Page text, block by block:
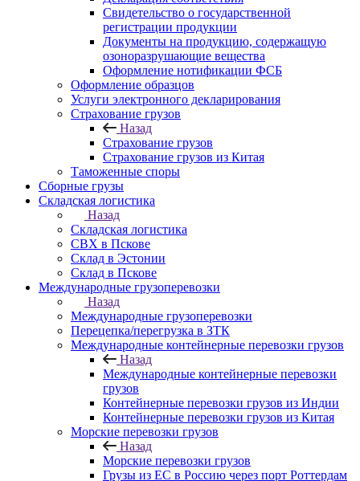
Свидетельство о государственной
регистрации продукции
Документы на продукцию, содержащую
озоноразрушающие вещества
Оформление нотификации ФСБ
Оформление образцов
Услуги электронного декларирования
Страхование грузов
Назад
Страхование грузов
Страхование грузов из Китая
Таможенные споры
Сборные грузы
Складская логистика
Назад
Складская логистика
СВХ в Пскове
Склад в Эстонии
Склад в Пскове
Международные грузоперевозки
Назад
Международные грузоперевозки
Перецепка/перегрузка в ЗТК
Международные контейнерные перевозки грузов
Назад
Международные контейнерные перевозки
грузов
Контейнерные перевозки грузов из Индии
Контейнерные перевозки грузов из Китая
Морские перевозки грузов
Назад
Морские перевозки грузов
Грузы из ЕС в Россию через порт Роттердам